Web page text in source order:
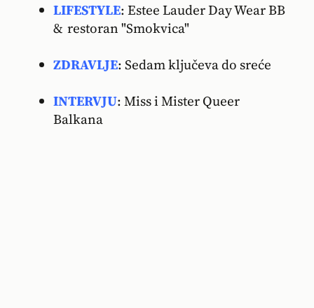
LIFESTYLE: Estee Lauder Day Wear BB
& restoran "Smokvica"
ZDRAVLJE: Sedam ključeva do sreće
INTERVJU: Miss i Mister Queer
Balkana